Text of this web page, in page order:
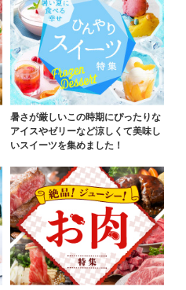
暑さが厳しいこの時期にぴったりな
アイスやゼリーなど涼しくて美味し
いスイーツを集めました！